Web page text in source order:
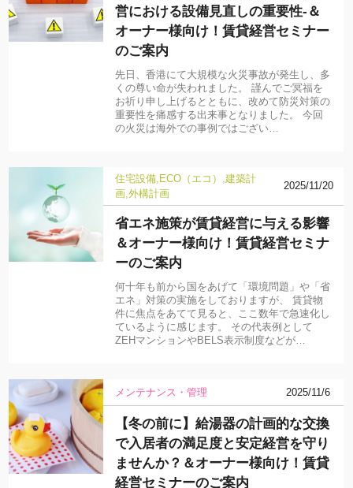
営における設備見直しの重要性-＆
オーナー様向け！賃貸経営セミナー
のご案内
先日、香港にて大規模な火災事故が発生し、多
くの尊い命が失われました。 謹んでご冥福を
お祈り申し上げるとともに、改めて防災対策の
重要性を痛感する出来事となりました。 今回
の火災は海外での事例ではござい…
住宅設備 ECO（エコ）
建築計
画 外構計画
2025/11/20
省エネ施策が賃貸経営に与える影響
＆オーナー様向け！賃貸経営セミナ
ーのご案内
何十年も前から国をあげて「環境問題」や「省
エネ」対策の実施をしておりますが、 賃貸物
件に焦点をあてて見ると、ここ数年で急速化し
ているように感じます。 その代表例として
ZEHマンションやBELS表示制度などが…
メンテナンス・管理 2025/11/6
【冬の前に】給湯器の計画的な交換
で入居者の満足度と安定経営を守り
ませんか？＆オーナー様向け！賃貸
経営セミナーのご案内